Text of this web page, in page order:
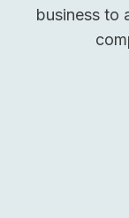
business to